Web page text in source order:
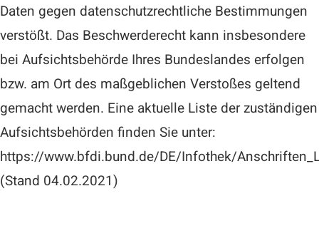
Daten gegen datenschutzrechtliche Bestimmungen
verstößt. Das Beschwerderecht kann insbesondere
bei Aufsichtsbehörde Ihres Bundeslandes erfolgen
bzw. am Ort des maßgeblichen Verstoßes geltend
gemacht werden. Eine aktuelle Liste der zuständigen
Aufsichtsbehörden finden Sie unter:
https://www.bfdi.bund.de/DE/Infothek/
(Stand 04.02.2021)